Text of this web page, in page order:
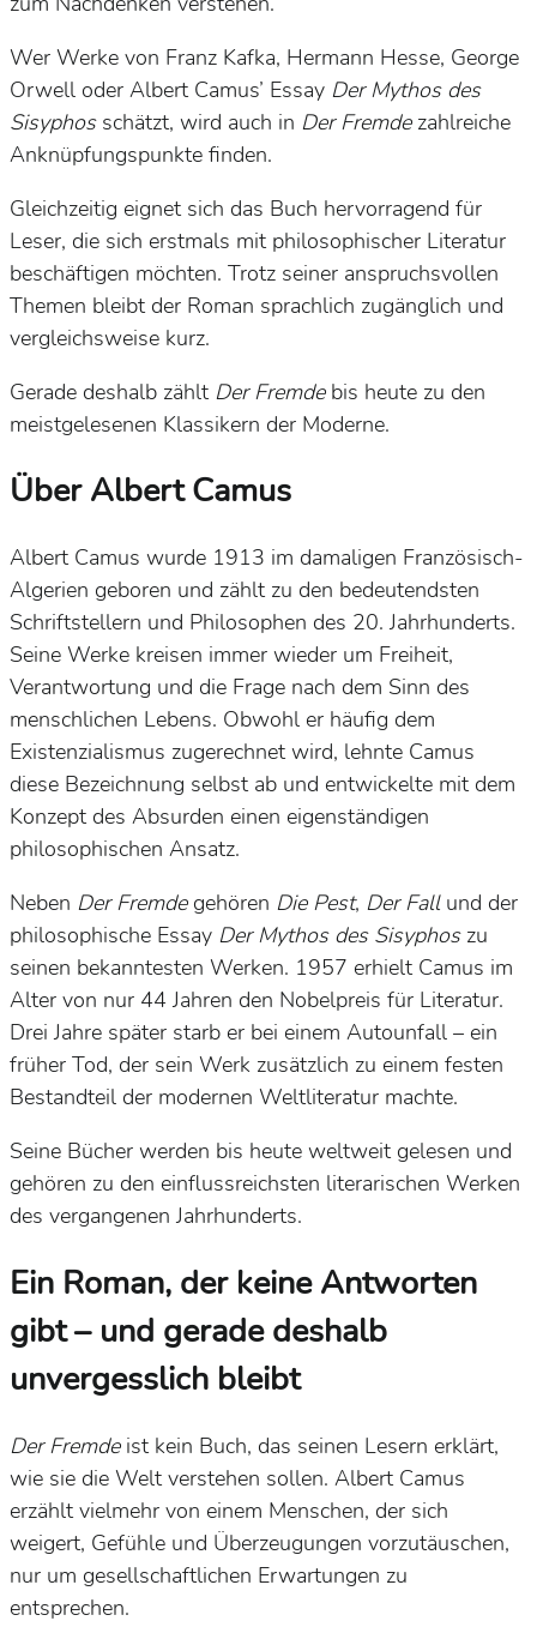
Wer Werke von Franz Kafka, Hermann Hesse, George
Orwell oder Albert Camus’ Essay Der Mythos des
Sisyphosschätzt, wird auch in Der Fremdezahlreiche
Anknüpfungspunkte finden.
Gleichzeitig eignet sich das Buch hervorragend für
Leser, die sich erstmals mit philosophischer Literatur
beschäftigen möchten. Trotz seiner anspruchsvollen
Themen bleibt der Roman sprachlich zugänglich und
vergleichsweise kurz.
Gerade deshalb zählt Der Fremdebis heute zu den
meistgelesenen Klassikern der Moderne.
Über Albert Camus
Albert Camus wurde 1913 im damaligen Französisch-
Algerien geboren und zählt zu den bedeutendsten
Schriftstellern und Philosophen des 20. Jahrhunderts.
Seine Werke kreisen immer wieder um Freiheit,
Verantwortung und die Frage nach dem Sinn des
menschlichen Lebens. Obwohl er häufig dem
Existenzialismus zugerechnet wird, lehnte Camus
diese Bezeichnung selbst ab und entwickelte mit dem
Konzept des Absurden einen eigenständigen
philosophischen Ansatz.
Neben Der Fremdegehören Die Pest, Der Fallund der
philosophische Essay Der Mythos des Sisyphoszu
seinen bekanntesten Werken. 1957 erhielt Camus im
Alter von nur 44 Jahren den Nobelpreis für Literatur.
Drei Jahre später starb er bei einem Autounfall – ein
früher Tod, der sein Werk zusätzlich zu einem festen
Bestandteil der modernen Weltliteratur machte.
Seine Bücher werden bis heute weltweit gelesen und
gehören zu den einflussreichsten literarischen Werken
des vergangenen Jahrhunderts.
Ein Roman, der keine Antworten
gibt – und gerade deshalb
unvergesslich bleibt
Der Fremdeist kein Buch, das seinen Lesern erklärt,
wie sie die Welt verstehen sollen. Albert Camus
erzählt vielmehr von einem Menschen, der sich
weigert, Gefühle und Überzeugungen vorzutäuschen,
nur um gesellschaftlichen Erwartungen zu
entsprechen.